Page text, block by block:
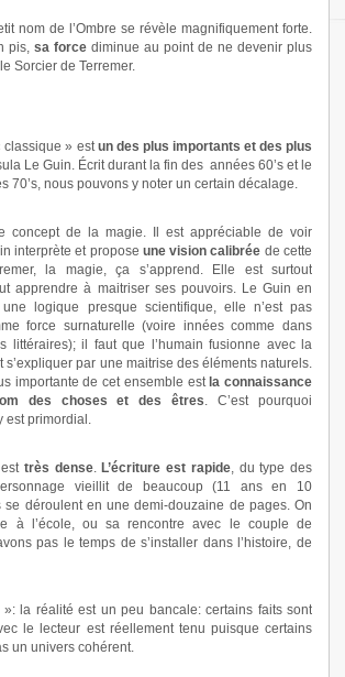
nom de l’Ombre se révèle magnifiquement forte.
pis, sa force diminue au point de ne devenir plus
Sorcier de Terremer.
classique » estun des plus importants et des plus
Le Guin. Écrit durant la fin des années 60’s et le
70’s, nous pouvons y noter un certain décalage.
concept de la magie. Il est appréciable de voir
interprète et propose une vision calibrée de cette
la magie, ça s’apprend. Elle est surtout
apprendre à maitriser ses pouvoirs. Le Guin en
logique presque scientifique, elle n’est pas
force surnaturelle (voire innées comme dans
littéraires); il faut que l’humain fusionne avec la
s’expliquer par une maitrise des éléments naturels.
importante de cet ensemble est la connaissance
des choses et des êtres. C’est pourquoi
est primordial.
très dense. L’écriture est rapide, du type des
vieillit de beaucoup (11 ans en 10
déroulent en une demi-douzaine de pages. On
à l’école, ou sa rencontre avec le couple de
pas le temps de s’installer dans l’histoire, de
la réalité est un peu bancale: certains faits sont
le lecteur est réellement tenu puisque certains
un univers cohérent.